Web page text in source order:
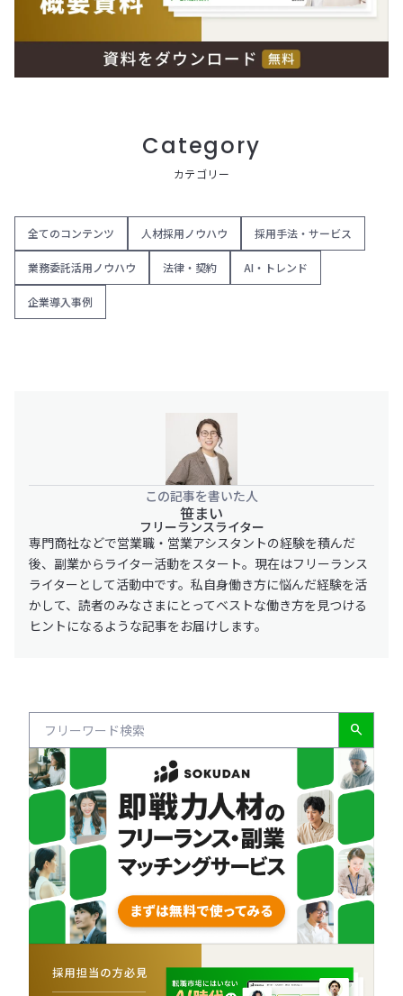
Category
カテゴリー
全てのコンテンツ 人材採用ノウハウ 採用手法・サービス
業務委託活用ノウハウ 法律・契約 AI・トレンド
企業導入事例
この記事を書いた人
笹まい
フリーランスライター
専門商社などで営業職・営業アシスタントの経験を積んだ
後、副業からライター活動をスタート。現在はフリーランス
ライターとして活動中です。私自身働き方に悩んだ経験を活
かして、読者のみなさまにとってベストな働き方を見つける
ヒントになるような記事をお届けします。
search